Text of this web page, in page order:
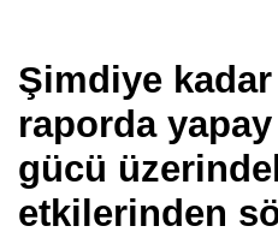
Şimdiye
raporda
gücü
etkilerinden